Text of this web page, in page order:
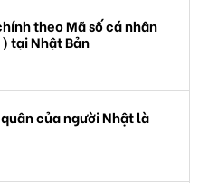
theo Mã số cá nhân
tại Nhật Bản
của người Nhật là